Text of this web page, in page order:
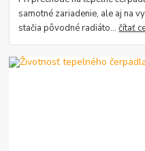
samotné zariadenie, ale aj na
stačia pôvodné radiáto...čítať